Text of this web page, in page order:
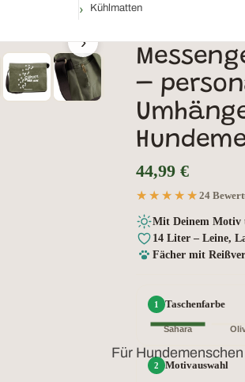
Kühlmatten
Für Hundemenschen
›
–
44,99 €
★★★★★
★★★★★ 24
Mit Deinem Motiv
14 Liter – Leine,
Fächer mit
Taschenfarbe
Sahara
Motivauswahl